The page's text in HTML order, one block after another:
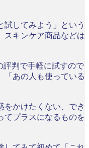
してみよう」という
スキンケア商品などは
評判で手軽に試すので
「あの人も使っている
かけたくない、でき
てプラスになるものを